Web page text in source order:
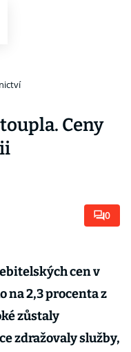
Ceny
0
cen v
na 2,3 procenta z
zůstaly
zdražovaly služby,